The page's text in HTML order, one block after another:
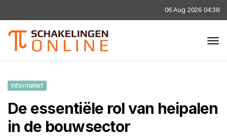
06 Aug 2026 04:38
Informatief
De essentiële rol van heipalen
in de bouwsector